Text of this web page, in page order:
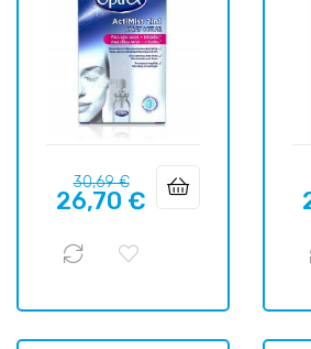
Precio
regular
30,69 €Precio
26,70 €